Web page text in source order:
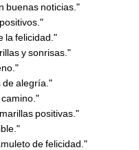
buenas noticias."
la felicidad."
y sonrisas."
de alegría."
positivas."
de felicidad."